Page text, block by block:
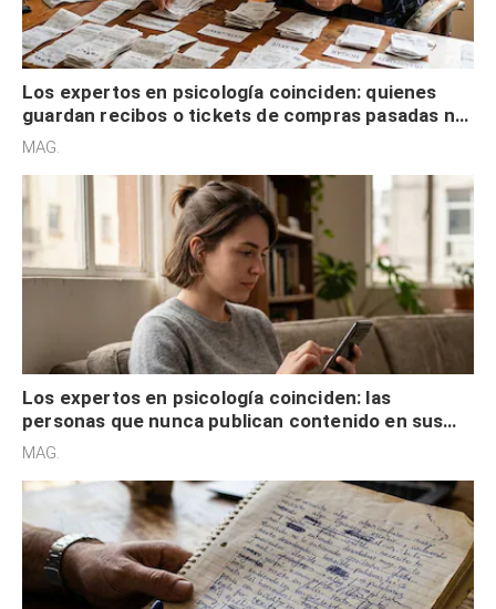
Los expertos en psicología coinciden: quienes
guardan recibos o tickets de compras pasadas no
son acumuladores, sino que tienen necesidad de
MAG.
Los expertos en psicología coinciden: las
personas que nunca publican contenido en sus
redes sociales no pretenden buscar validación
MAG.